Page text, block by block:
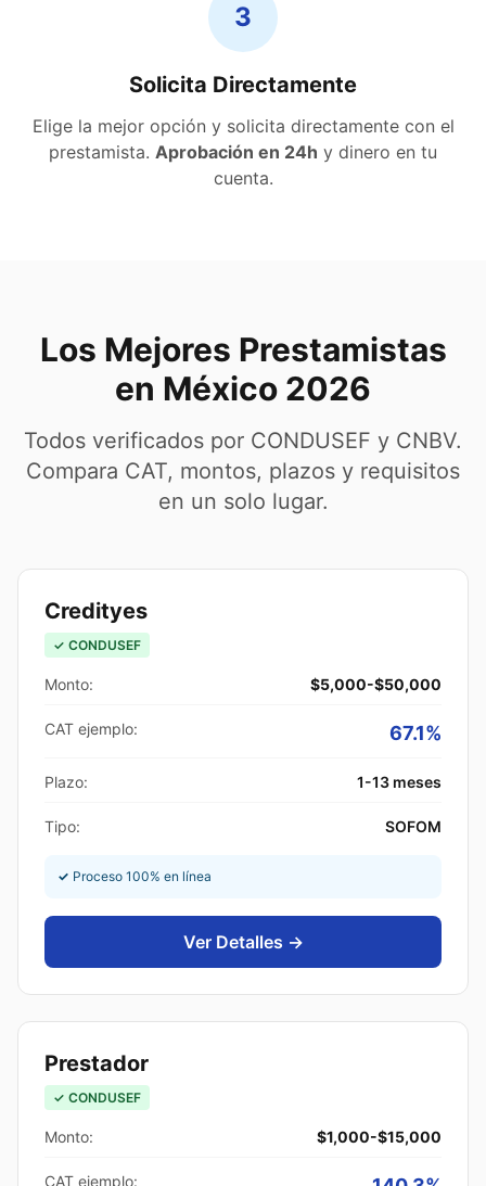
3
Solicita Directamente
Elige la mejor opción y solicita directamente con el
prestamista. Aprobación en 24h y dinero en tu
cuenta.
Los Mejores Prestamistas
en México 2026
Todos verificados por CONDUSEF y CNBV.
Compara CAT, montos, plazos y requisitos
en un solo lugar.
Credityes
✓ CONDUSEF
Monto: $5,000-$50,000
CAT ejemplo: 67.1%
Plazo: 1-13 meses
Tipo: SOFOM
✓ Proceso 100% en línea
Ver Detalles →
Prestador
✓ CONDUSEF
Monto: $1,000-$15,000
CAT ejemplo: